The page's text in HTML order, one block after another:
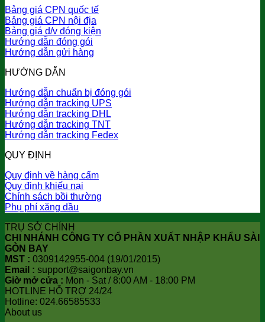
Bảng giá CPN quốc tế
Bảng giá CPN nội địa
Bảng giá d/v đóng kiện
Hướng dẫn đóng gói
Hướng dẫn gửi hàng
HƯỚNG DẪN
Hướng dẫn chuẩn bị đóng gói
Hướng dẫn tracking UPS
Hướng dẫn tracking DHL
Hướng dẫn tracking TNT
Hướng dẫn tracking Fedex
QUY ĐỊNH
Quy định về hàng cấm
Quy định khiếu nại
Chính sách bồi thường
Phụ phí xăng dầu
TRỤ SỞ CHÍNH
CHI NHÁNH CÔNG TY CỔ PHẦN XUẤT NHẬP KHẨU SÀI
GÒN BAY
MST : 0309142955-004 (19/01/2015)
Email : support@saigonbay.vn
Giờ mở cửa : Mon - Sat / 8:00 AM - 18:00 PM
HOTLINE HỖ TRỢ 24/24
Hotline: 024.66585533
About us